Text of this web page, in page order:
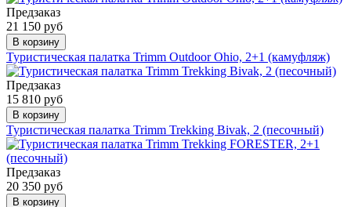
Предзаказ
21 150 руб
В корзину
Туристическая палатка Trimm Outdoor Ohio, 2+1 (камуфляж)
Предзаказ
15 810 руб
В корзину
Туристическая палатка Trimm Trekking Bivak, 2 (песочный)
Предзаказ
20 350 руб
В корзину